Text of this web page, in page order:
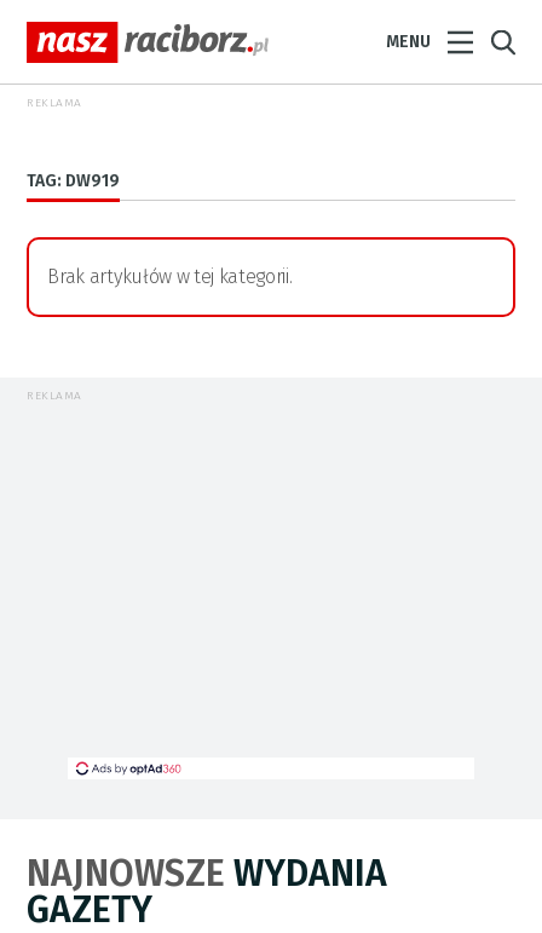
MENU
REKLAMA
TAG: DW919
Brak artykułów w tej kategorii.
REKLAMA
NAJNOWSZEWYDANIA
GAZETY